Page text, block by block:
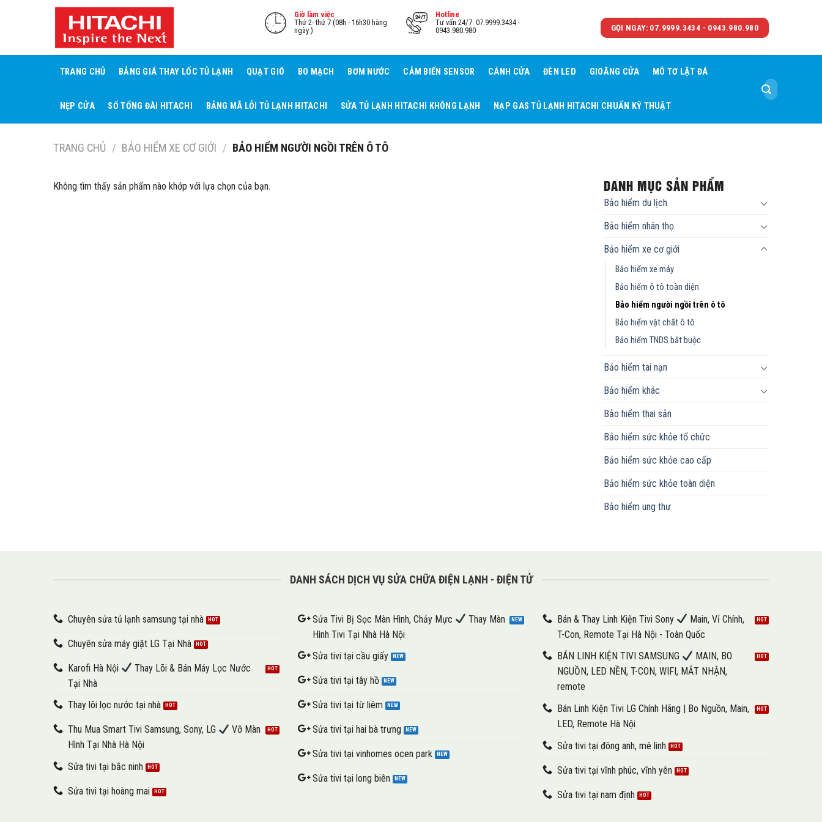
Giờ làm việc
Thứ 2- thứ 7 (08h - 16h30 hàng
ngày )
Hotline
Tư vấn 24/7: 07.9999.3434 -
0943.980.980
GỌI NGAY: 07.9999.3434 - 0943.980.980
TRANG CHỦ BẢNG GIÁ THAY LỐC TỦ LẠNH QUẠT GIÓ BO MẠCH BƠM NƯỚC CẢM BIẾN SENSOR CÁNH CỬA ĐÈN LED GIOĂNG CỬA MÔ TƠ LẬT ĐÁ
NẸP CỬA SỐ TỔNG ĐÀI HITACHI BẢNG MÃ LỖI TỦ LẠNH HITACHI SỬA TỦ LẠNH HITACHI KHÔNG LẠNH NẠP GAS TỦ LẠNH HITACHI CHUẨN KỸ THUẬT
Tìm
kiếm:
TRANG CHỦ / BẢO HIỂM XE CƠ GIỚI / BẢO HIỂM NGƯỜI NGỒI TRÊN Ô TÔ
Không tìm thấy sản phẩm nào khớp với lựa chọn của bạn. DANH MỤC SẢN PHẨM
Bảo hiểm du lịch
Bảo hiểm nhân thọ
Bảo hiểm xe cơ giới
Bảo hiểm xe máy
Bảo hiểm ô tô toàn diện
Bảo hiểm người ngồi trên ô tô
Bảo hiểm vật chất ô tô
Bảo hiểm TNDS bắt buộc
Bảo hiểm tai nạn
Bảo hiểm khác
Bảo hiểm thai sản
Bảo hiểm sức khỏe tổ chức
Bảo hiểm sức khỏe cao cấp
Bảo hiểm sức khỏe toàn diện
Bảo hiểm ung thư
DANH SÁCH DỊCH VỤ SỬA CHỮA ĐIỆN LẠNH - ĐIỆN TỬ
Chuyên sửa tủ lạnh samsung tại nhà
Chuyên sửa máy giặt LG Tại Nhà
Karofi Hà Nội
Thay Lõi & Bán Máy Lọc Nước
Tại Nhà
Thay lõi lọc nước tại nhà
Thu Mua Smart Tivi Samsung, Sony, LG
Vỡ Màn
Hình Tại Nhà Hà Nội
Sửa tivi tại bắc ninh
Sửa tivi tại hoàng mai
Sửa Tivi Bị Sọc Màn Hình, Chảy Mực
Thay Màn
Hình Tivi Tại Nhà Hà Nội
Sửa tivi tại cầu giấy
Sửa tivi tại tây hồ
Sửa tivi tại từ liêm
Sửa tivi tại hai bà trưng
Sửa tivi tại vinhomes ocen park
Sửa tivi tại long biên
Bán & Thay Linh Kiện Tivi Sony
Main, Vỉ Chính,
T-Con, Remote Tại Hà Nội - Toàn Quốc
BÁN LINH KIỆN TIVI SAMSUNG
MAIN, BO
NGUỒN, LED NỀN, T-CON, WIFI, MẮT NHẬN,
remote
Bán Linh Kiện Tivi LG Chính Hãng | Bo Nguồn, Main,
LED, Remote Hà Nội
Sửa tivi tại đông anh, mê linh
Sửa tivi tại vĩnh phúc, vĩnh yên
Sửa tivi tại nam định